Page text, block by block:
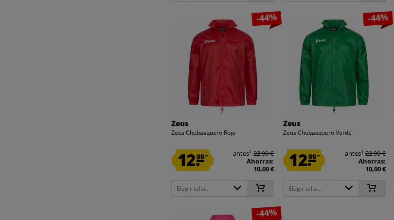
-44%
Zeus
Zeus Chubasquero Rojo
12.99* antes1 22,99 €
Ahorras:
10,00 €
Elegir talla...
-44%
Zeus
Zeus Chubasquero Verde
12.99* antes1 22,99 €
Ahorras:
10,00 €
Elegir talla...
-44%